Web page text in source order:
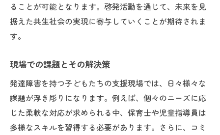
ることが可能となります。啓発活動を通じて、未来を見
据えた共生社会の実現に寄与していくことが期待されま
す。
現場での課題とその解決策
発達障害を持つ子どもたちの支援現場では、日々様々な
課題が浮き彫りになります。例えば、個々のニーズに応
じた柔軟な対応が求められる中、保育士や児童指導員は
多様なスキルを習得する必要があります。さらに、コミ